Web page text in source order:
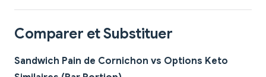
Comparer et Substituer
Sandwich Pain de Cornichon vs Options Keto